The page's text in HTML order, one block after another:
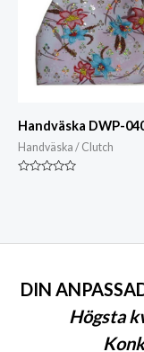
Handväska DWP-
Handväska / Clutch
DIN
Högsta